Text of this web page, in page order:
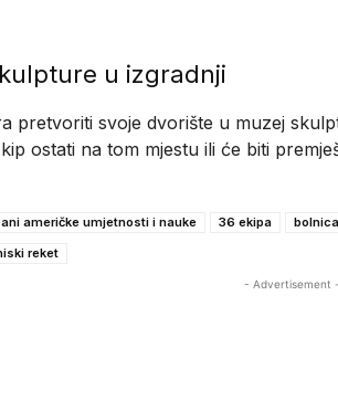
u izgradnji
pretvoriti svoje dvorište u muzej
ostati na tom mjestu ili će biti
američke umjetnosti i nauke 36 ekipa
reket
- Advertisement -